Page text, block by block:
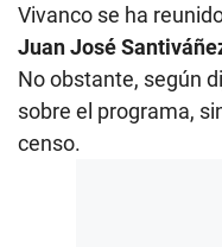
Vivanco se ha
Juan José
No obstante, según
sobre el programa,
censo.